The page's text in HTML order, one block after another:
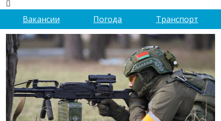
Вакансии Погода Транспорт